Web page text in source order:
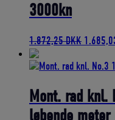
3000kn
1.872,25DKK Den
pris
Mont. rad knl.
løbende meter